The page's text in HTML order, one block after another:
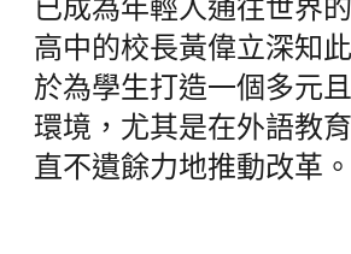
已成為年輕人通往世界
高中的校長黃偉立深知
於為學生打造一個多元
環境，尤其是在外語教
直不遺餘力地推動改革。